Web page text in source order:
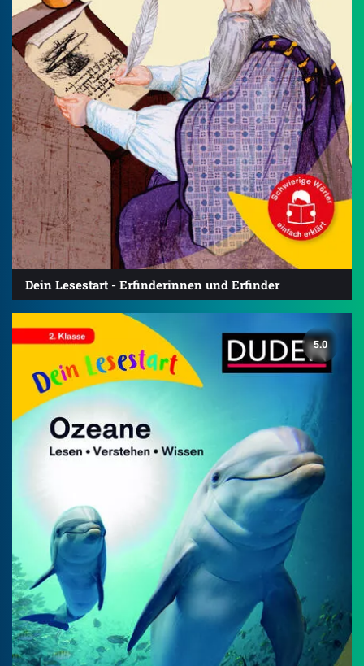
Dein Lesestart - Erfinderinnen und Erfinder
5.0